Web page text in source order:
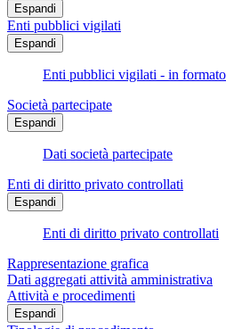
Espandi
Enti pubblici vigilati
Espandi
Enti pubblici vigilati - in
Società partecipate
Espandi
Dati società partecipate
Enti di diritto privato controllati
Espandi
Enti di diritto privato controllati
Rappresentazione grafica
Dati aggregati attività amministrativa
Attività e procedimenti
Espandi